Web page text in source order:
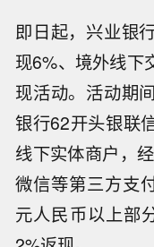
即日起，兴业银
现6%、境外线下
现活动。活动期
银行62开头银联
线下实体商户，
微信等第三方支
元人民币以上部